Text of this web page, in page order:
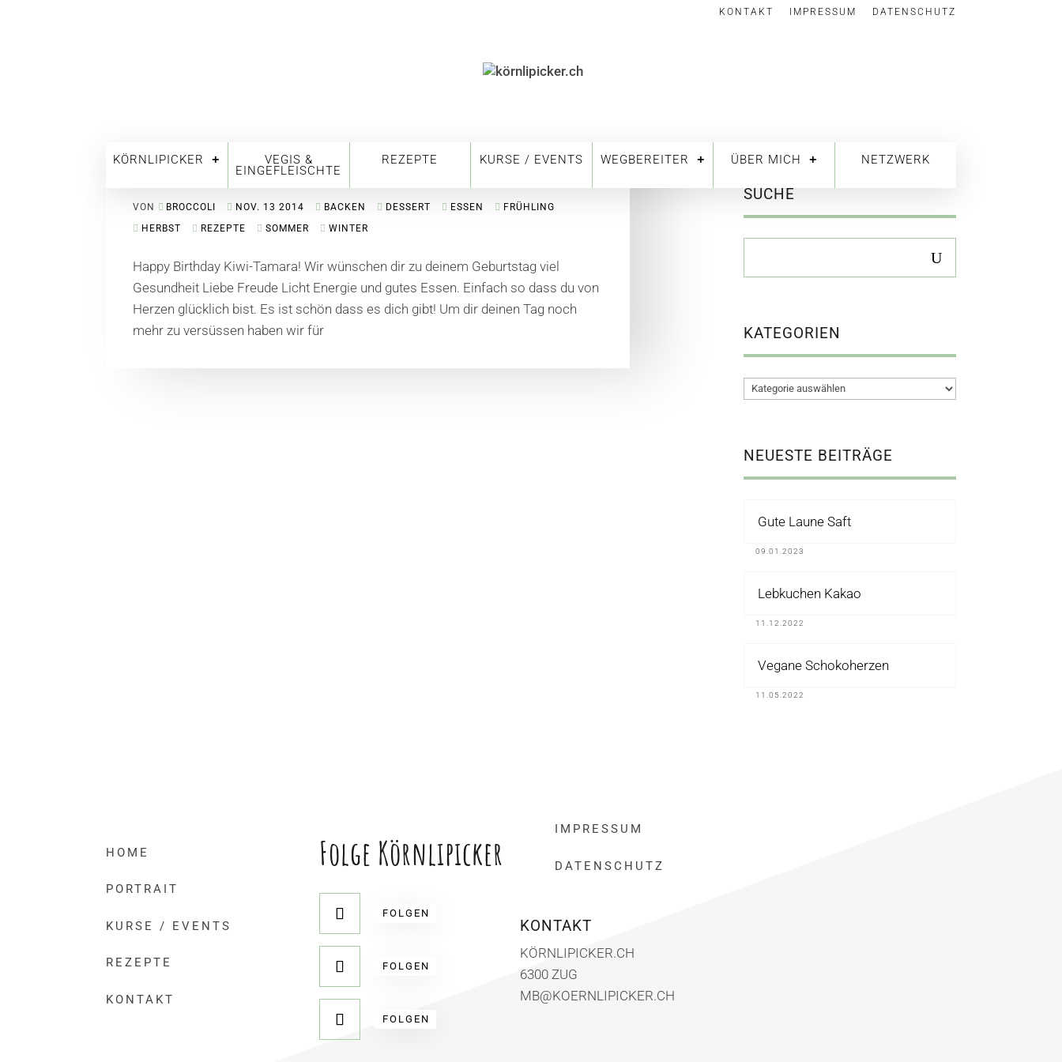
KONTAKT IMPRESSUM DATENSCHUTZ
KÖRNLIPICKER VEGIS &
EINGEFLEISCHTE
REZEPTE KURSE / EVENTS WEGBEREITER ÜBER MICH NETZWERK
Schokokuchen
VON BROCCOLI NOV. 13 2014 BACKEN DESSERT ESSEN
FRÜHLING
HERBST
REZEPTE SOMMER WINTER
Happy Birthday Kiwi-Tamara! Wir wünschen dir zu deinem Geburtstag viel
Gesundheit Liebe Freude Licht Energie und gutes Essen. Einfach so dass du von
Herzen glücklich bist. Es ist schön dass es dich gibt! Um dir deinen Tag noch
mehr zu versüssen haben wir für
SUCHE
KATEGORIEN
Kategorien
NEUESTE BEITRÄGE
Gute Laune Saft
09.01.2023
Lebkuchen Kakao
11.12.2022
Vegane Schokoherzen
11.05.2022
HOME
PORTRAIT
KURSE / EVENTS
REZEPTE
KONTAKT
Folge Körnlipicker
FOLGEN
FOLGEN
FOLGEN
IMPRESSUM
DATENSCHUTZ
KONTAKT
KÖRNLIPICKER.CH
6300 ZUG
MB@KOERNLIPICKER.CH